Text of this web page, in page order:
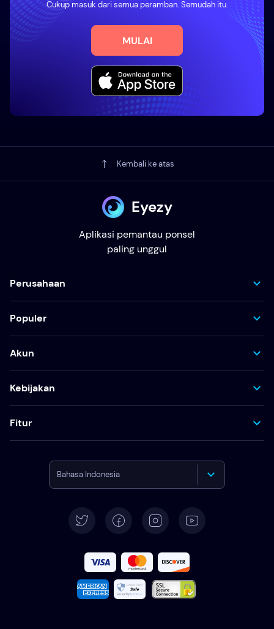
Cukup masuk dari semua peramban. Semudah itu.
MULAI
Kembali ke atas
Eyezy
Aplikasi pemantau ponsel
paling unggul
Perusahaan
Populer
Akun
Kebijakan
Fitur
Bahasa Indonesia
Deutsch
Español
Français